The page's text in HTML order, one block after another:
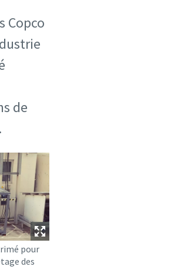
Copco
de
pour
des